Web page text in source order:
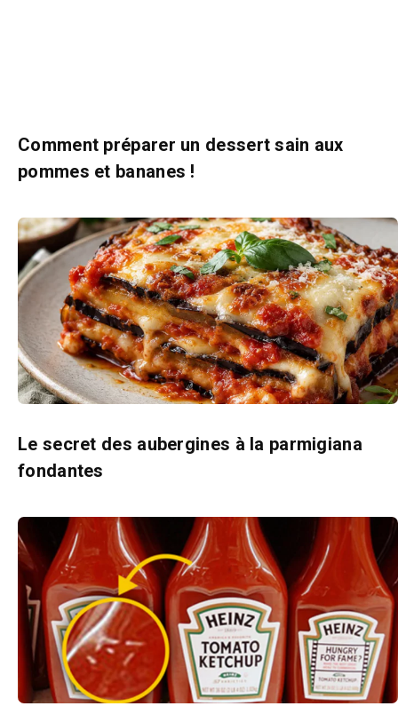
Comment préparer un dessert sain aux
pommes et bananes !
Le secret des aubergines à la parmigiana
fondantes